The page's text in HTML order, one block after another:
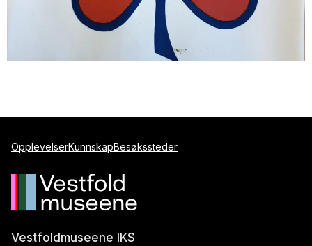
OpplevelserKunnskapBesøkssteder
Vestfoldmuseene IKS